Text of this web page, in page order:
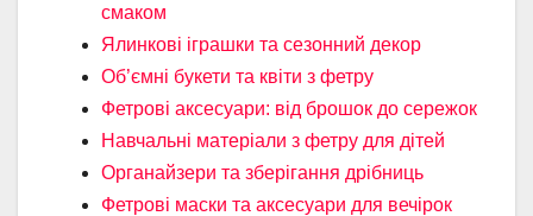
смаком
Ялинкові іграшки та сезонний декор
Об’ємні букети та квіти з фетру
Фетрові аксесуари: від брошок до сережок
Навчальні матеріали з фетру для дітей
Органайзери та зберігання дрібниць
Фетрові маски та аксесуари для вечірок